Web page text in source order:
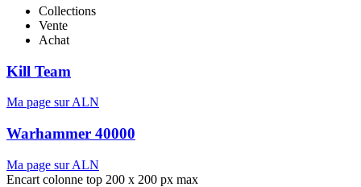
Collections
Vente
Achat
Kill Team
Ma page sur ALN
Warhammer 40000
Ma page sur ALN
Encart colonne top 200 x 200 px max